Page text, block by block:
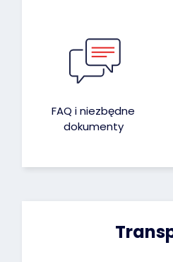
FAQ i niezbędne
dokumenty